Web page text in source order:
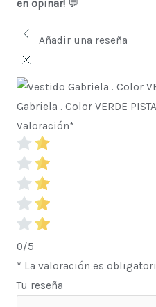
en opinar!💬
Añadir una reseña
Gabriela . Color VERDE
Valoración*
0/5
* La valoración es
Tu reseña